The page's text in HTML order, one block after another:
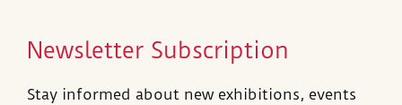
Newsletter Subscription
Stay informed about new exhibitions, events